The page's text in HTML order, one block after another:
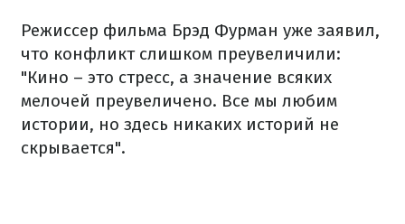
Режиссер фильма Брэд Фурман уже заявил,
что конфликт слишком преувеличили:
"Кино – это стресс, а значение всяких
мелочей преувеличено. Все мы любим
истории, но здесь никаких историй не
скрывается".